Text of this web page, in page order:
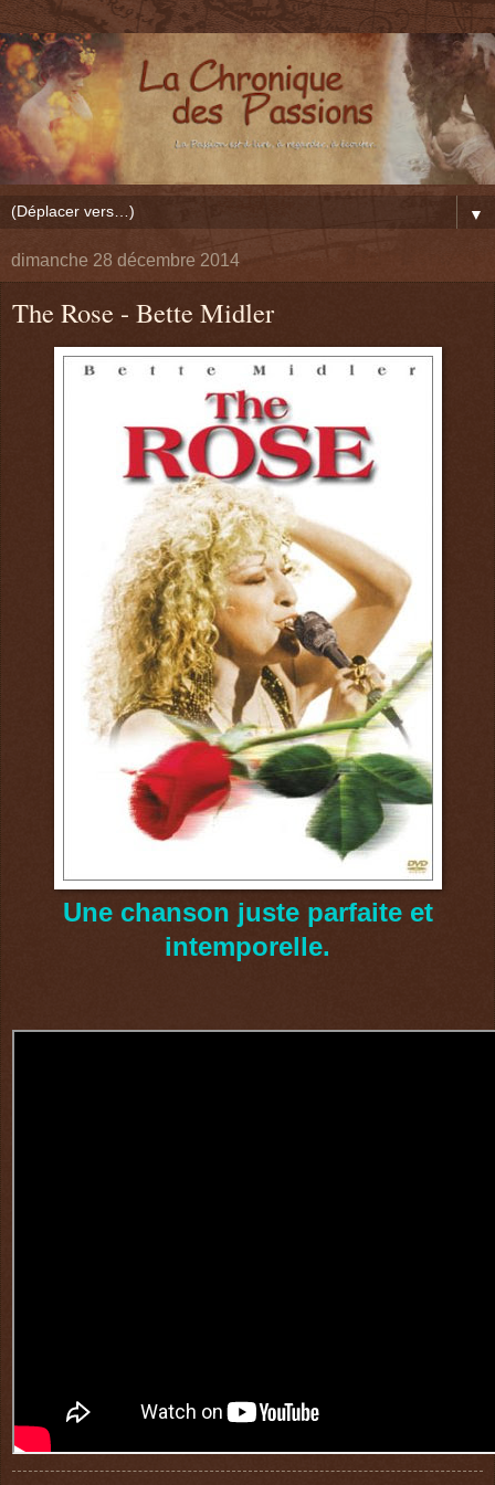
▼
dimanche 28 décembre 2014
The Rose - Bette Midler
Une chanson juste parfaite et
intemporelle.